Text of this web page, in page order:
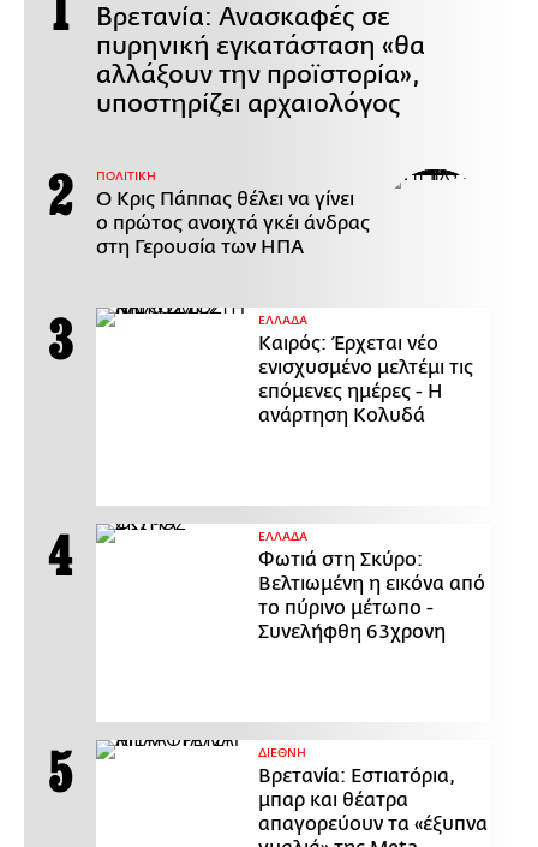
Βρετανία: Ανασκαφές σε
πυρηνική εγκατάσταση «θα
αλλάξουν την προϊστορία»,
υποστηρίζει αρχαιολόγος
ΠΟΛΙΤΙΚΗ
Ο Κρις Πάππας θέλει να γίνει
ο πρώτος ανοιχτά γκέι άνδρας
στη Γερουσία των ΗΠΑ
ΕΛΛΑΔΑ
Καιρός: Έρχεται νέο
ενισχυσμένο μελτέμι τις
επόμενες ημέρες - Η
ανάρτηση Κολυδά
ΕΛΛΑΔΑ
Φωτιά στη Σκύρο:
Βελτιωμένη η εικόνα από
το πύρινο μέτωπο -
Συνελήφθη 63χρονη
ΔΙΕΘΝΗ
Βρετανία: Εστιατόρια,
μπαρ και θέατρα
απαγορεύουν τα «έξυπνα